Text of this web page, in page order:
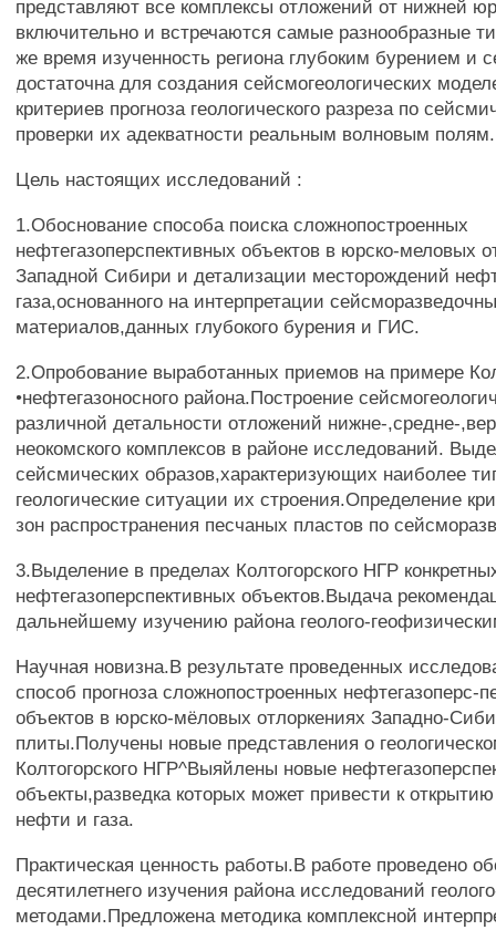
представляют все комплексы отложений от нижней
включительно и встречаются самые разнообразные
же время изученность региона глубоким бурением и
достаточна для создания сейсмогеологических
критериев прогноза геологического разреза по
проверки их адекватности реальным волновым полям.
Цель настоящих исследований :
1.Обоснование способа поиска сложнопостроенных
нефтегазоперспективных объектов в юрско-меловых
Западной Сибири и детализации месторождений
газа,основанного на интерпретации
материалов,данных глубокого бурения и ГИС.
2.Опробование выработанных приемов на примере
•нефтегазоносного района.Построение
различной детальности отложений нижне-,средне-
неокомского комплексов в районе исследований.
сейсмических образов,характеризующих наиболее
геологические ситуации их строения.Определение
зон распространения песчаных пластов по
3.Выделение в пределах Колтогорского НГР
нефтегазоперспективных объектов.Выдача
дальнейшему изучению района геолого-
Научная новизна.В результате проведенных
способ прогноза сложнопостроенных нефтегазоперс-
объектов в юрско-мёловых отлоркениях Западно-
плиты.Получены новые представления о
Колтогорского НГР^Выяйлены новые
объекты,разведка которых может привести к
нефти и газа.
Практическая ценность работы.В работе проведено
десятилетнего изучения района исследований
методами.Предложена методика комплексной